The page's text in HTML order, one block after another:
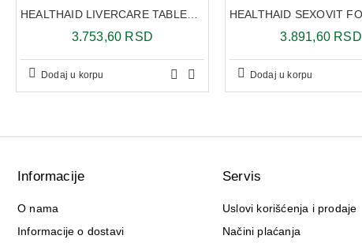
3.753,60 RSD
Dodaj u korpu
3.891,60 RSD
Dodaj u korpu
Informacije
O nama
Informacije o dostavi
Servis
Uslovi korišćenja i prodaje
Načini plaćanja